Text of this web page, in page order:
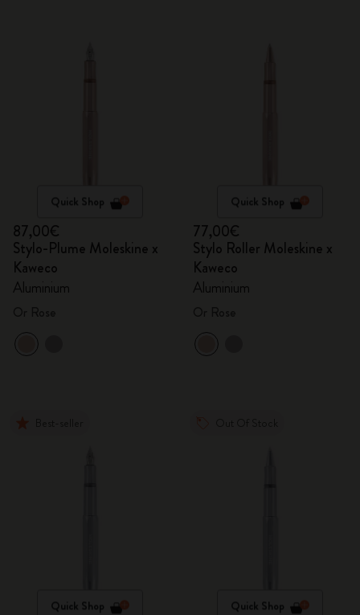
Quick Shop
87,00€
Stylo-Plume Moleskine x
Kaweco
Aluminium
Quick Shop
77,00€
Stylo Roller Moleskine x
Kaweco
Aluminium
Quick Shop Quick Shop